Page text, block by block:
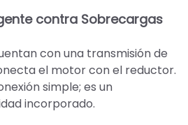
contra Sobrecargas
con una transmisión de
el motor con el reductor.
simple; es un
incorporado.